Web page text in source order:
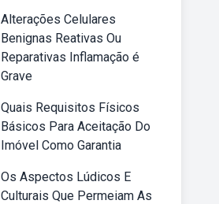
Alterações Celulares
Benignas Reativas Ou
Reparativas Inflamação é
Grave
Quais Requisitos Físicos
Básicos Para Aceitação Do
Imóvel Como Garantia
Os Aspectos Lúdicos E
Culturais Que Permeiam As